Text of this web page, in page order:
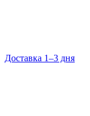
Доставка 1–3 дня